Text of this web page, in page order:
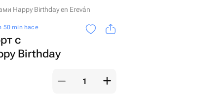
Happy Birthday en Ereván
50 min hace
с
Birthday